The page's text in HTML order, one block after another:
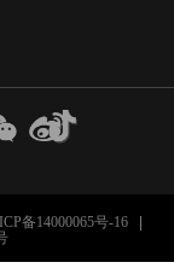
备14000065号-16